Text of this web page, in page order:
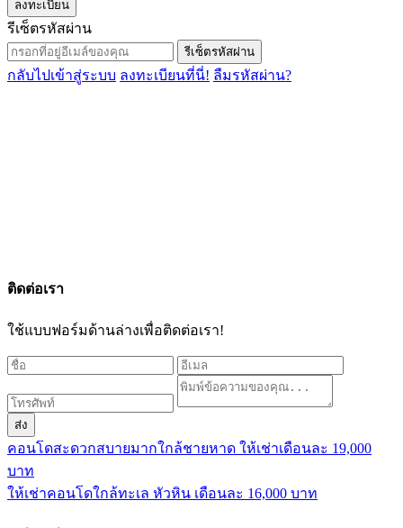
ลงทะเบียน
รีเซ็ตรหัสผ่าน
รีเซ็ตรหัสผ่าน
กลับไปเข้าสู่ระบบ ลงทะเบียนที่นี่! ลืมรหัสผ่าน?
ติดต่อเรา
ใช้แบบฟอร์มด้านล่างเพื่อติดต่อเรา!
ส่ง
คอนโดสะดวกสบายมากใกล้ชายหาด ให้เช่าเดือนละ 19,000
บาท
ให้เช่าคอนโดใกล้ทะเล หัวหิน เดือนละ 16,000 บาท